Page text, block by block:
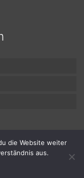
die Website weiter
aus.